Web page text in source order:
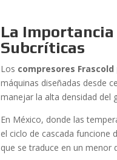
La Importancia
Subcríticas
Los compresores
máquinas diseñadas desde
manejar la alta densidad del
En México, donde las
el ciclo de cascada funcione
que se traduce en un menor